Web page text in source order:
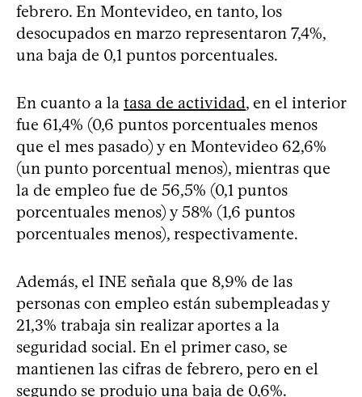
febrero. En Montevideo, en tanto, los
desocupados en marzo representaron 7,4%,
una baja de 0,1 puntos porcentuales.
En cuanto a la tasa de actividad, en el interior
fue 61,4% (0,6 puntos porcentuales menos
que el mes pasado) y en Montevideo 62,6%
(un punto porcentual menos), mientras que
la de empleo fue de 56,5% (0,1 puntos
porcentuales menos) y 58% (1,6 puntos
porcentuales menos), respectivamente.
Además, el INE señala que 8,9% de las
personas con empleo están subempleadas y
21,3% trabaja sin realizar aportes a la
seguridad social. En el primer caso, se
mantienen las cifras de febrero, pero en el
segundo se produjo una baja de 0,6%.